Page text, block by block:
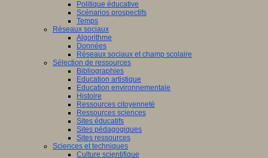
Politique éducative
Scénarios prospectifs
Temps
Réseaux sociaux
Algorithme
Données
Réseaux sociaux et champ scolaire
Sélection de ressources
Bibliographies
Education artistique
Education environnementale
Histoire
Ressources citoyenneté
Ressources sciences
Sites éducatifs
Sites pédagogiques
Sites ressources
Sciences et techniques
Culture scientifique